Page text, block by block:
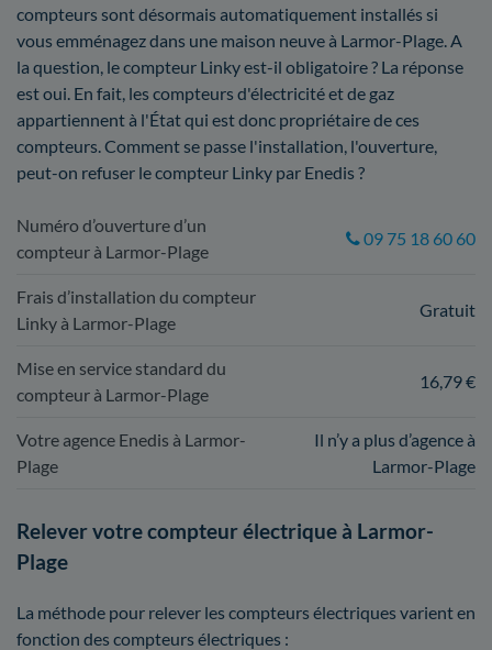
compteurs sont désormais automatiquement installés si
vous emménagez dans une maison neuve à Larmor-Plage. A
la question, le compteur Linky est-il obligatoire ? La réponse
est oui. En fait, les compteurs d'électricité et de gaz
appartiennent à l'État qui est donc propriétaire de ces
compteurs. Comment se passe l'installation, l'ouverture,
peut-on refuser le compteur Linky par Enedis ?
Numéro d’ouverture d’un
compteur à Larmor-Plage
09 75 18 60 60
Frais d’installation du compteur
Linky à Larmor-Plage
Gratuit
Mise en service standard du
compteur à Larmor-Plage
16,79 €
Votre agence Enedis à Larmor-
Plage
Il n’y a plus d’agence à
Larmor-Plage
Relever votre compteur électrique à Larmor-
Plage
La méthode pour relever les compteurs électriques varient en
fonction des compteurs électriques :